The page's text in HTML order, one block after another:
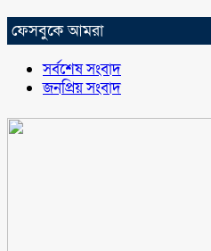
ফেসবুকে আমরা
সর্বশেষ সংবাদ
জনপ্রিয় সংবাদ